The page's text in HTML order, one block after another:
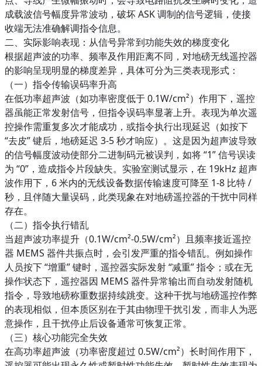
成载波信号幅度异常波动，破坏 ASK 调制的信号逻辑，使接
收端无法准确解调指令信息。​
二、实际影响表现：从信号异常到功能失效的梯度变化​
根据超声波的功率、频率及作用距离不同，对地磅无线遥控器
的影响呈现明显的梯度差异，具体可分为三类表现形式：​
（一）指令传输误码率升高​
在低功率超声波（如功率密度低于 0.1W/cm²）作用下，遥控
器虽能正常发射信号，但指令误码率显著上升。表现为单次遥
控操作需重复多次才能成功，或指令执行出现延迟（如按下
“去皮” 键后，地磅延迟 3-5 秒才响应）。这是因为超声波导致
的信号幅度波动使部分二进制码元被误判，如将 “1” 信号误读
为 “0”，造成指令片段缺失。实验室测试显示，在 19kHz 超声
波作用下，6 米内的无线设备数据传输速度可降至 1-8 比特 /
秒，且伴随大量误码，此类现象在对地磅遥控器的干扰中同样
存在。​
（二）指令执行错乱​
当超声波功率提升（0.1W/cm²-0.5W/cm²）且频率接近遥控
器 MEMS 器件共振点时，会引发严重的指令错乱。例如操作
人员按下 “增重” 键时，遥控器实际发射 “减重” 指令；或在无
操作状态下，遥控器因 MEMS 器件异常输出而自动发射随机
指令，导致地磅称重数据持续跳变。这种干扰与地磅遥控作弊
的表现相似，但本质区别在于其由物理干扰引发，而非人为恶
意操作，且干扰停止后设备通常可恢复正常。​
（三）核心功能完全失效​
在高功率超声波（功率密度超过 0.5W/cm²）长时间作用下，